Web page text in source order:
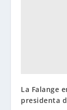
La Falange
presidenta